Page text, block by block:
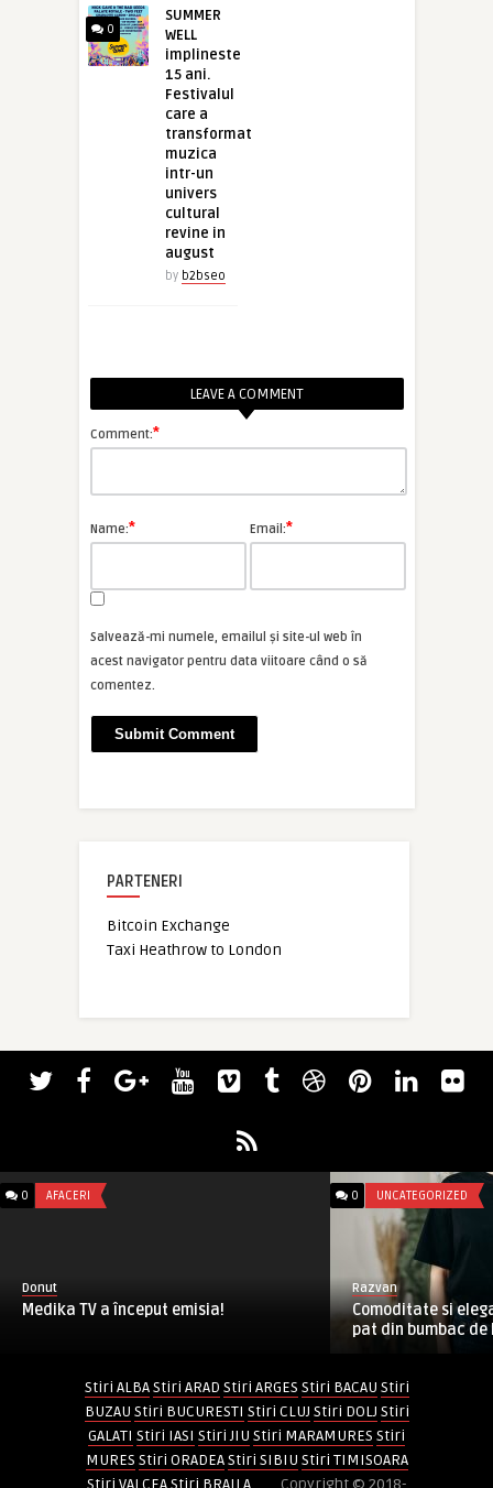
0
SUMMER
WELL
implineste
15 ani.
Festivalul
care a
transformat
muzica
intr-un
univers
cultural
revine in
august
by b2bseo
LEAVE A COMMENT
Comment:*
Name:* Email:*
Salvează-mi numele, emailul și site-ul web în
acest navigator pentru data viitoare când o să
comentez.
PARTENERI
Bitcoin Exchange
Taxi Heathrow to London
0 AFACERI
Donut
Medika TV a început emisia!
0 UNCATEGORIZED
Razvan
Comoditate si
pat din bumbac de
Stiri ALBA Stiri ARAD Stiri ARGES Stiri BACAU Stiri
BUZAU Stiri BUCURESTI Stiri CLUJ Stiri DOLJ Stiri
GALATI Stiri IASI Stiri JIU Stiri MARAMURES Stiri
MURES Stiri ORADEA Stiri SIBIU Stiri TIMISOARA
Stiri VALCEA Stiri BRAILA....... Copyright © 2018-